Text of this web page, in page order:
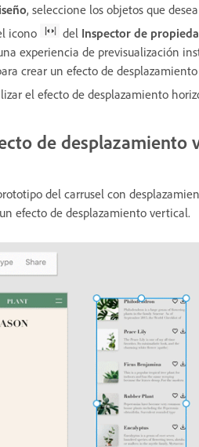
, seleccione los objetos que
icono
del Inspector de
experiencia de previsualización
crear un efecto de
el efecto de desplazamiento
de desplazamiento
del carrusel con
efecto de desplazamiento vertical.